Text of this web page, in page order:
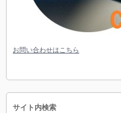
お問い合わせはこちら
サイト内検索